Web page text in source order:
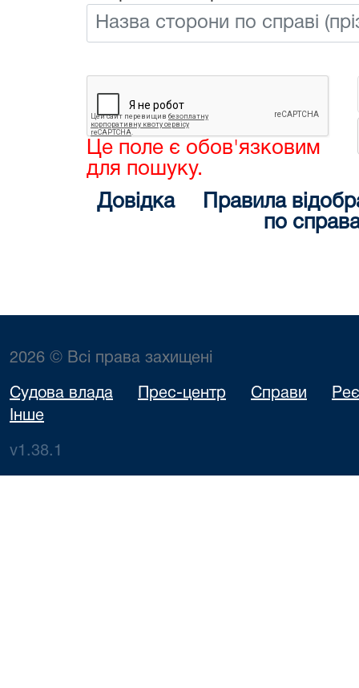
Це поле є обов'язковим
для пошуку.
Довідка
Правила
по
2026 © Всі права захищені
Судова влада Прес-центр Справи
Інше
v1.38.1